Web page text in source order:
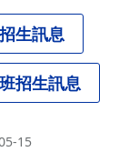
生訊息
招生訊息
15